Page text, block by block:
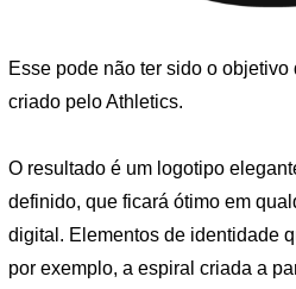
Esse pode não ter sido o
criado pelo Athletics.
O resultado é um logotipo
definido, que ficará ótimo em
digital. Elementos de identidade
por exemplo, a espiral criada a